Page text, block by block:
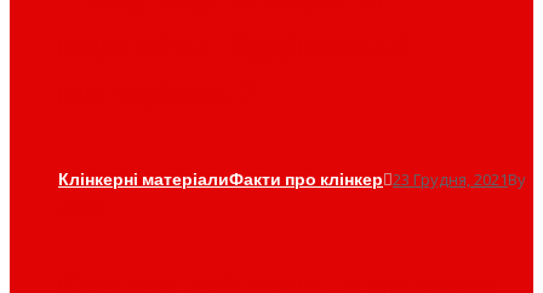
Клінкерні матеріалиФакти про клінкер 23 Грудня, 2021By